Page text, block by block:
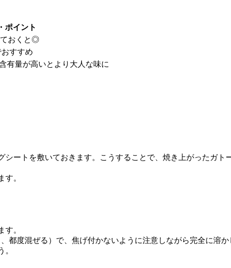
ポイント
ておくと◎
すすめ
有量が高いとより大人な味に
ートを敷いておきます。こうすることで、焼き上がったガト
。
。
都度混ぜる）で、焦げ付かないように注意しながら完全に溶か
。